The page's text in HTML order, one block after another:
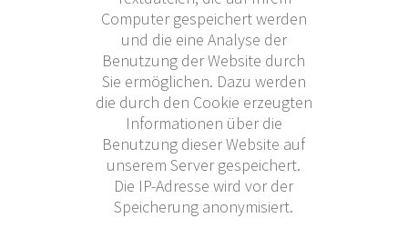
Computer gespeichert werden
und die eine Analyse der
Benutzung der Website durch
Sie ermöglichen. Dazu werden
die durch den Cookie erzeugten
Informationen über die
Benutzung dieser Website auf
unserem Server gespeichert.
Die IP-Adresse wird vor der
Speicherung anonymisiert.